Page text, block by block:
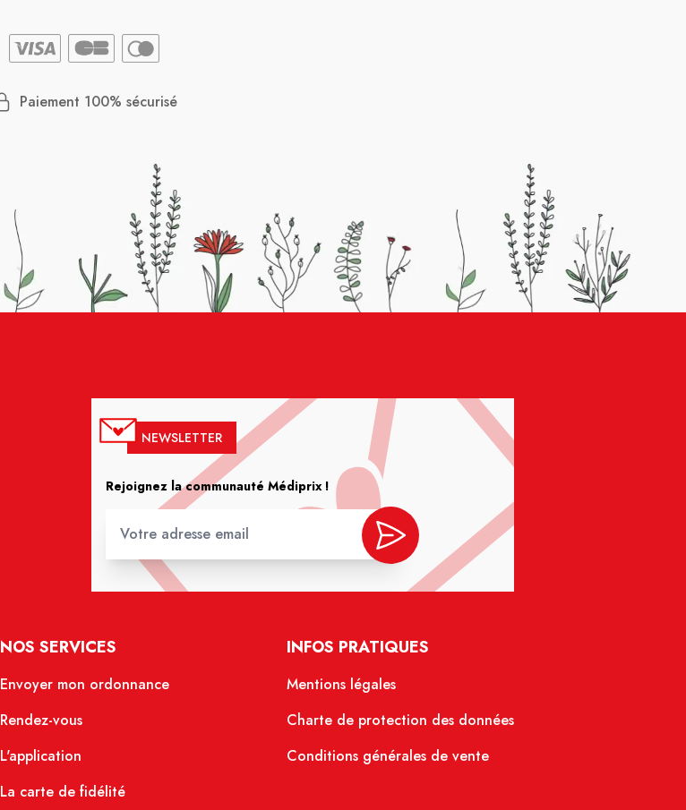
Paiement 100% sécurisé
NEWSLETTER
Rejoignez la communauté Médiprix !
NOS SERVICES
Envoyer mon ordonnance
Rendez-vous
L'application
La carte de fidélité
INFOS PRATIQUES
Mentions légales
Charte de protection des données
Conditions générales de vente